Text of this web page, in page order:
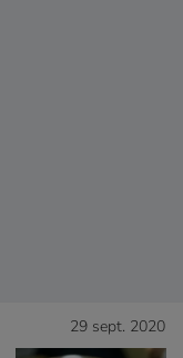
29 sept. 2020